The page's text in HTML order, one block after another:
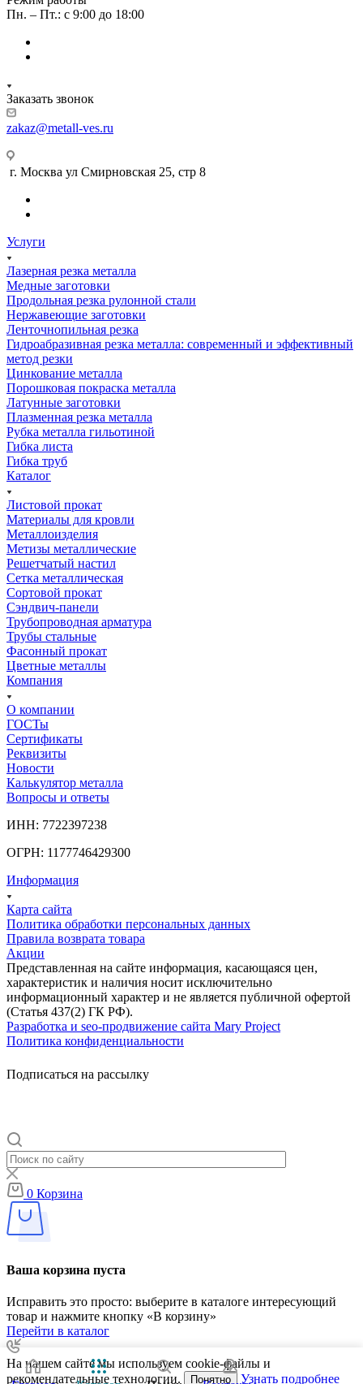
Пн. – Пт.: с 9:00 до 18:00
Заказать звонок
zakaz@metall-ves.ru
г. Москва ул Смирновская 25, стр 8
Услуги
Лазерная резка металла
Медные заготовки
Продольная резка рулонной стали
Нержавеющие заготовки
Ленточнопильная резка
Гидроабразивная резка металла: современный и эффективный
метод резки
Цинкование металла
Порошковая покраска металла
Латунные заготовки
Плазменная резка металла
Рубка металла гильотиной
Гибка листа
Гибка труб
Каталог
Листовой прокат
Материалы для кровли
Металлоизделия
Метизы металлические
Решетчатый настил
Сетка металлическая
Сортовой прокат
Сэндвич-панели
Трубопроводная арматура
Трубы стальные
Фасонный прокат
Цветные металлы
Компания
О компании
ГОСТы
Сертификаты
Реквизиты
Новости
Калькулятор металла
Вопросы и ответы
ИНН: 7722397238
ОГРН: 1177746429300
Информация
Карта сайта
Политика обработки персональных данных
Правила возврата товара
Акции
Представленная на сайте информация, касающаяся цен,
характеристик и наличия носит исключительно
информационный характер и не является публичной офертой
(Статья 437(2) ГК РФ).
Разработка и seo-продвижение сайта Mary Project
Политика конфиденциальности
Подписаться на рассылку
0 Корзина
Ваша корзина пуста
Исправить это просто: выберите в каталоге интересующий
товар и нажмите кнопку «В корзину»
Перейти в каталог
На нашем сайте мы используем cookie-файлы и
рекомендательные технологии.
Понятно Узнать подробнее